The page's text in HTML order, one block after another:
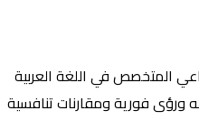
المتخصص في اللغة العربية
ورؤى فورية ومقارنات تنافسية